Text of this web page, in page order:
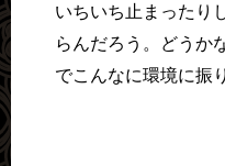
いちいち止まったり
らんだろう。どうか
でこんなに環境に振